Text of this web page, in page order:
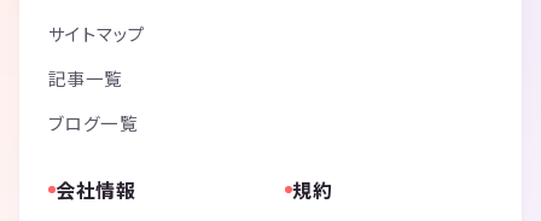
サイトマップ
記事一覧
ブログ一覧
会社情報 規約